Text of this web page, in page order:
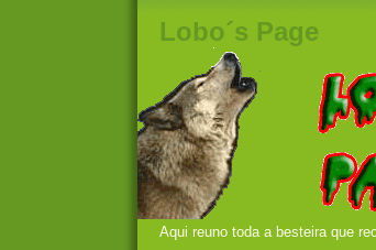
Lobo´s Page
Aqui reuno toda a besteira que